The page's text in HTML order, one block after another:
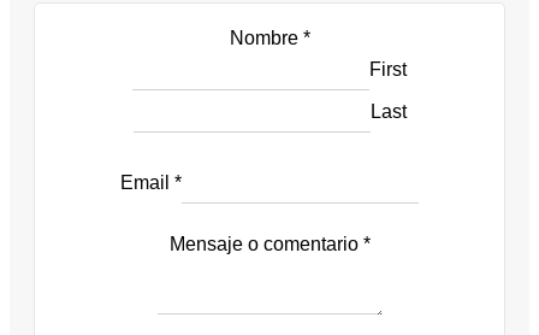
Nombre *
First
Last
Email *
s
u
Mensaje o comentario *